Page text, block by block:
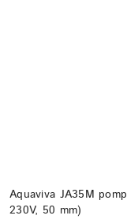
Aquaviva JA35M
230V, 50 mm)